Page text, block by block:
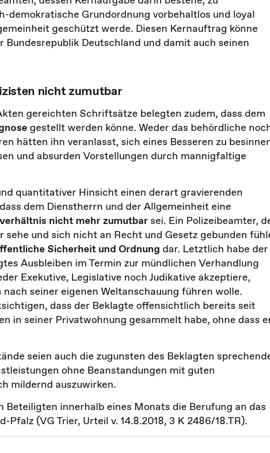
demokratische Grundordnung vorbehaltlos und loyal
geschützt werde. Diesen Kernauftrag könne
Deutschland und damit auch seinen
nicht zumutbar
gereichten Schriftsätze belegten zudem, dass dem
gestellt werden könne. Weder das behördliche
hätten ihn veranlasst, sich eines Besseren zu
und absurden Vorstellungen durch mannigfaltige
quantitativer Hinsicht einen derart gravierenden
dem Dienstherrn und der Allgemeinheit eine
nicht mehr zumutbarsei. Ein Polizeibeamter,
und sich nicht an Recht und Gesetz gebunden
Sicherheit und Ordnung dar. Letztlich habe der
Ausbleiben im Termin zur mündlichen Verhandlung
Exekutive, Legislative noch Judikative akzeptiere,
seiner eigenen Weltanschauung führen wolle.
dass der Beklagte offensichtlich bereits seit
in seiner Privatwohnung gesammelt habe, ohne dass
seien auch die zugunsten des Beklagten
ohne Beanstandungen mit guten
mildernd auszuwirken.
Beteiligten innerhalb eines Monats die Berufung an das
(VG Trier, Urteil v. 14.8.2018, 3 K 2486/18.TR).